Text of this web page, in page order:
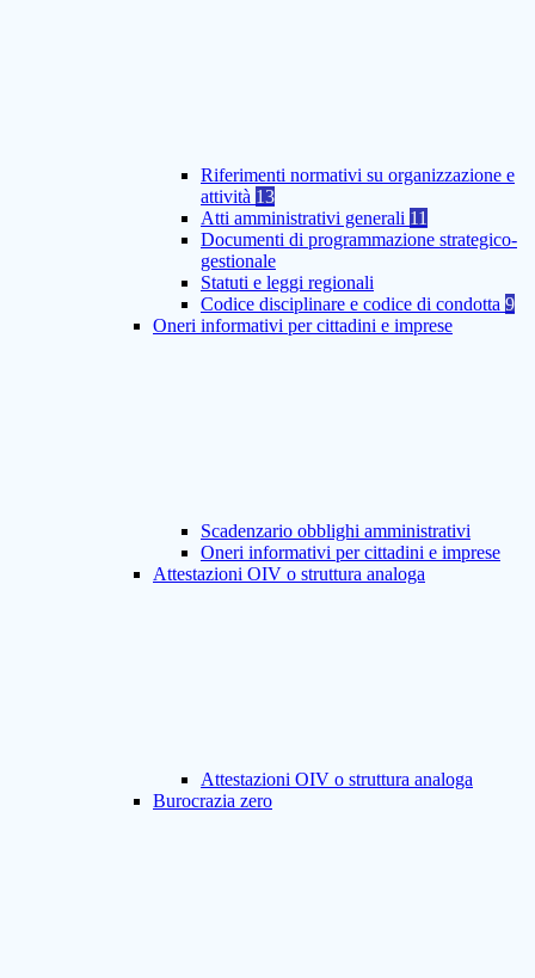
Riferimenti normativi su organizzazione e
attività 13
Atti amministrativi generali 11
Documenti di programmazione strategico-
gestionale
Statuti e leggi regionali
Codice disciplinare e codice di condotta 9
Oneri informativi per cittadini e imprese
Scadenzario obblighi amministrativi
Oneri informativi per cittadini e imprese
Attestazioni OIV o struttura analoga
Attestazioni OIV o struttura analoga
Burocrazia zero